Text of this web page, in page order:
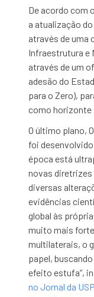
De acordo com
a atualização
através de uma
Infraestrutura e
através de um
adesão do
para o Zero),
como horizonte
O último plano,
foi
época está
novas
diversas
evidências
global às
muito mais
multilaterais, o
papel,
efeito estufa”,
no Jornal da